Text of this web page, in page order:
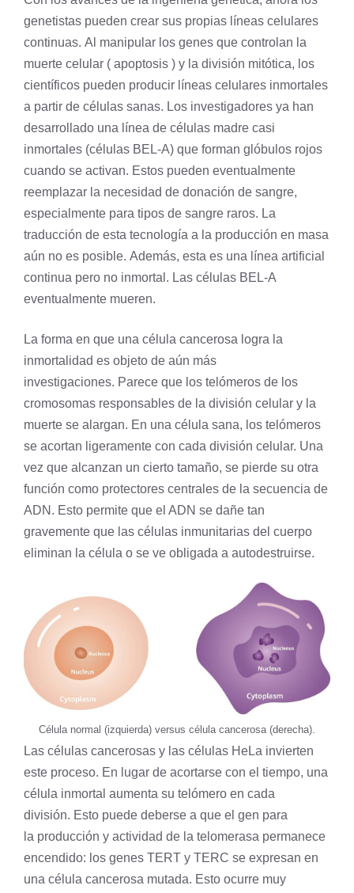
genetistas pueden crear sus propias líneas celulares
continuas. Al manipular los genes que controlan la
muerte celular ( apoptosis ) y la división mitótica, los
científicos pueden producir líneas celulares inmortales
a partir de células sanas. Los investigadores ya han
desarrollado una línea de células madre casi
inmortales (células BEL-A) que forman glóbulos rojos
cuando se activan. Estos pueden eventualmente
reemplazar la necesidad de donación de sangre,
especialmente para tipos de sangre raros. La
traducción de esta tecnología a la producción en masa
aún no es posible. Además, esta es una línea artificial
continua pero no inmortal. Las células BEL-A
eventualmente mueren.
La forma en que una célula cancerosa logra la
inmortalidad es objeto de aún más
investigaciones. Parece que los telómeros de los
cromosomas responsables de la división celular y la
muerte se alargan. En una célula sana, los telómeros
se acortan ligeramente con cada división celular. Una
vez que alcanzan un cierto tamaño, se pierde su otra
función como protectores centrales de la secuencia de
ADN. Esto permite que el ADN se dañe tan
gravemente que las células inmunitarias del cuerpo
eliminan la célula o se ve obligada a autodestruirse.
Célula normal (izquierda) versus célula cancerosa (derecha).
Las células cancerosas y las células HeLa invierten
este proceso. En lugar de acortarse con el tiempo, una
célula inmortal aumenta su telómero en cada
división. Esto puede deberse a que el gen para
la producción y actividad de la telomerasa permanece
encendido: los genes TERT y TERC se expresan en
una célula cancerosa mutada. Esto ocurre muy